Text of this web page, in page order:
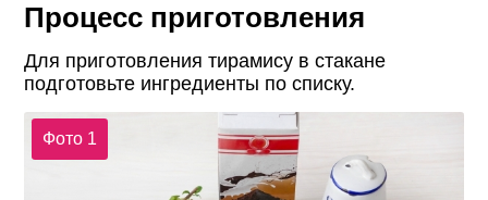
Процесс приготовления
Для приготовления тирамису в стакане
подготовьте ингредиенты по списку.
Фото 1